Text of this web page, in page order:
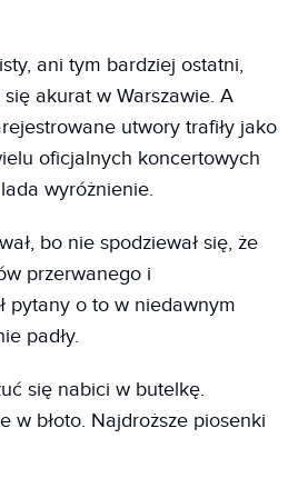
ani tym bardziej ostatni,
akurat w Warszawie. A
utwory trafiły jako
oficjalnych koncertowych
wyróżnienie.
bo nie spodziewał się, że
przerwanego i
pytany o to w niedawnym
padły.
się nabici w butelkę.
w błoto. Najdroższe piosenki